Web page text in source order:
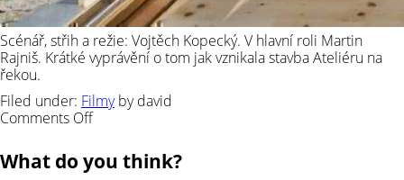
Scénář, střih a režie: Vojtěch Kopecký. V hlavní roli Martin
Rajniš. Krátké vyprávění o tom jak vznikala stavba Ateliéru na
řekou.
Filed under: Filmyby david
Comments Offon
řekou
What do you think?